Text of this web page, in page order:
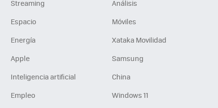
Streaming
Análisis
Espacio
Móviles
Energía
Xataka Movilidad
Apple
Samsung
Inteligencia artificial
China
Empleo
Windows 11